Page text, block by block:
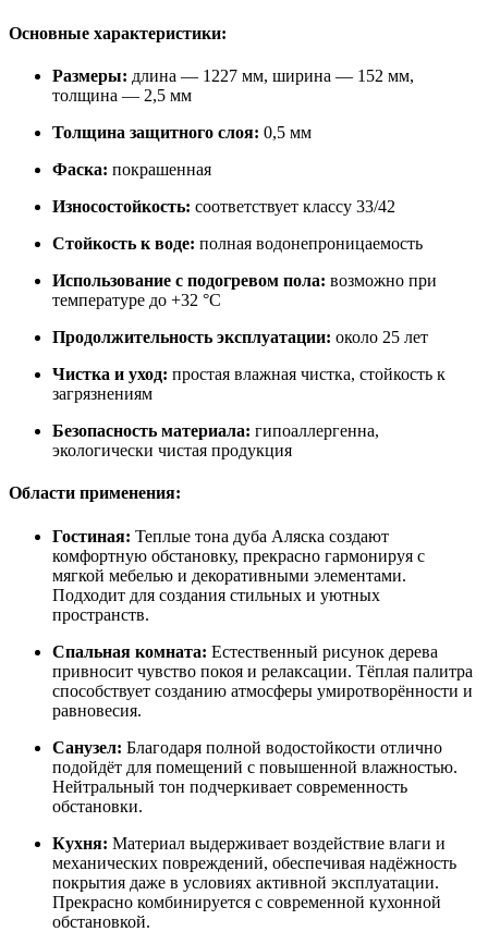
Основные характеристики:
Размеры: длина — 1227 мм, ширина — 152 мм,
толщина — 2,5 мм
Толщина защитного слоя: 0,5 мм
Фаска: покрашенная
Износостойкость: соответствует классу 33/42
Стойкость к воде: полная водонепроницаемость
Использование с подогревом пола: возможно при
температуре до +32 °C
Продолжительность эксплуатации: около 25 лет
Чистка и уход: простая влажная чистка, стойкость к
загрязнениям
Безопасность материала: гипоаллергенна,
экологически чистая продукция
Области применения:
Гостиная: Теплые тона дуба Аляска создают
комфортную обстановку, прекрасно гармонируя с
мягкой мебелью и декоративными элементами.
Подходит для создания стильных и уютных
пространств.
Спальная комната: Естественный рисунок дерева
привносит чувство покоя и релаксации. Тёплая палитра
способствует созданию атмосферы умиротворённости и
равновесия.
Санузел: Благодаря полной водостойкости отлично
подойдёт для помещений с повышенной влажностью.
Нейтральный тон подчеркивает современность
обстановки.
Кухня: Материал выдерживает воздействие влаги и
механических повреждений, обеспечивая надёжность
покрытия даже в условиях активной эксплуатации.
Прекрасно комбинируется с современной кухонной
обстановкой.